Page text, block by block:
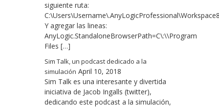
siguiente ruta:
Y agregar las lineas:
AnyLogic.StandaloneBrowserPath=C\:\\Program
Files […]
Sim Talk, un podcast dedicado a la
simulación April 10, 2018
Sim Talk es una interesante y divertida
iniciativa de Jacob Ingalls (twitter),
dedicando este podcast a la simulación,